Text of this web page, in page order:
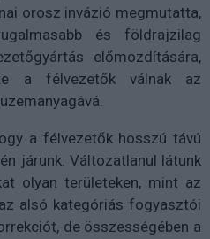
orosz invázió megmutatta,
és földrajzilag
előmozdítására,
a félvezetők válnak az
a félvezetők hosszú távú
járunk. Változatlanul látunk
olyan területeken, mint az
alsó kategóriás fogyasztói
de összességében a